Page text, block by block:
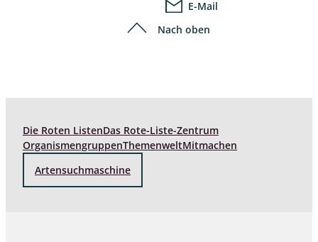
E-Mail
Nach oben
Die Roten ListenDas Rote-Liste-Zentrum
OrganismengruppenThemenweltMitmachen
Artensuchmaschine